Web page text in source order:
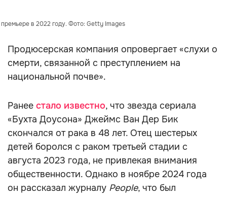
в 2022 году. Фото: Getty Images
Продюсерская компания опровергает «слухи о
смерти, связанной с преступлением на
национальной почве».
Ранее стало известно, что звезда сериала
«Бухта Доусона» Джеймс Ван Дер Бик
скончался от рака в 48 лет. Отец шестерых
детей боролся с раком третьей стадии с
августа 2023 года, не привлекая внимания
общественности. Однако в ноябре 2024 года
он рассказал журналу People, что был